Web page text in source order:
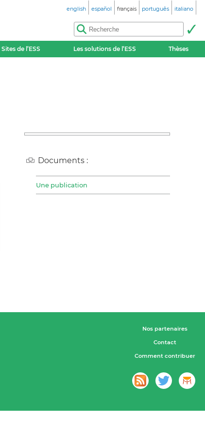
english español français português italiano
Sites de l’ESS Les solutions de l’ESS Thèses
Documents :
Une publication
Nos partenaires
Contact
Comment contribuer